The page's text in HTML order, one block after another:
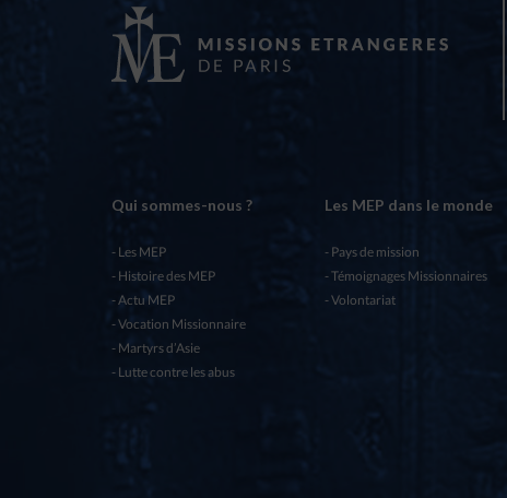
Qui sommes-nous ?
Les MEP
Histoire des MEP
Actu MEP
Vocation Missionnaire
Martyrs d’Asie
Lutte contre les abus
Les MEP dans le monde
Pays de mission
Témoignages Missionnaires
Volontariat